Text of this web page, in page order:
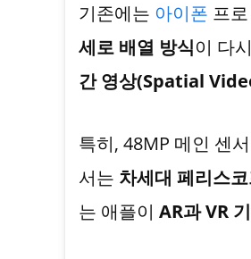
기존에는 아이폰 프
세로 배열 방식이 다
간 영상(Spatial
특히, 48MP 메인 센
서는 차세대 페리스
는 애플이 AR과 VR